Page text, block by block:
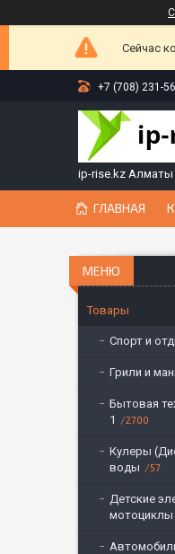
Сейчас
+7 (708) 231-
ip-rise.kz Алматы
ГЛАВНАЯ
Товары
Спорт и
Грили и
Бытовая
1
2700
Кулеры
воды
57
Детские
мотоциклы